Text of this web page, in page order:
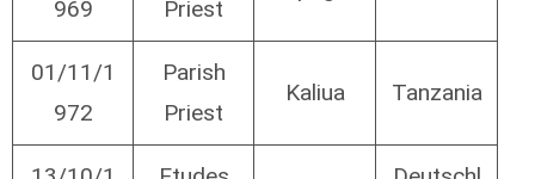
969
Priest
01/11/1
972
Parish
Priest
Kaliua Tanzania